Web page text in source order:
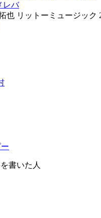
レバ
也 リットーミュージック
書いた人